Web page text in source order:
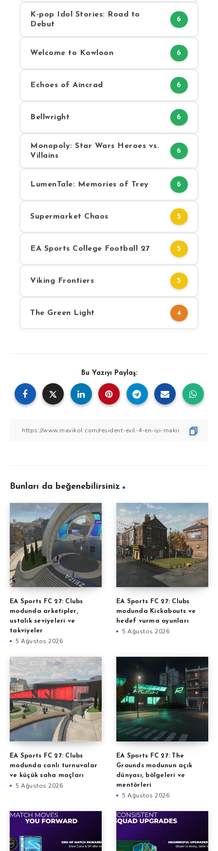
K-pop Idol Stories: Road to
Debut
6
Welcome to Kowloon 6
Echoes of Aincrad 6
Bellwright 6
Monopoly: Star Wars Heroes vs.
Villains
6
LumenTale: Memories of Trey 6
Supermarket Chaos 5
EA Sports College Football 27 5
Viking Frontiers 5
The Green Light 4
Bu Yazıyı Paylaş:
Bunları da beğenebilirsiniz
EA Sports FC 27: Clubs
modunda arketipler,
ustalık seviyeleri ve
takviyeler
5 Ağustos 2026
EA Sports FC 27: Clubs
modunda Kickabouts ve
hedef vurma oyunları
5 Ağustos 2026
EA Sports FC 27: Clubs
modunda canlı turnuvalar
ve küçük saha maçları
5 Ağustos 2026
EA Sports FC 27: The
Grounds modunun açık
dünyası, bölgeleri ve
mentörleri
5 Ağustos 2026